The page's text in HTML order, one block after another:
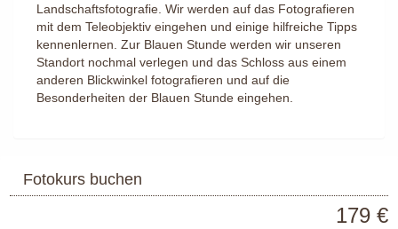
Landschaftsfotografie. Wir werden auf das Fotografieren
mit dem Teleobjektiv eingehen und einige hilfreiche Tipps
kennenlernen. Zur Blauen Stunde werden wir unseren
Standort nochmal verlegen und das Schloss aus einem
anderen Blickwinkel fotografieren und auf die
Besonderheiten der Blauen Stunde eingehen.
Fotokurs buchen
179 €